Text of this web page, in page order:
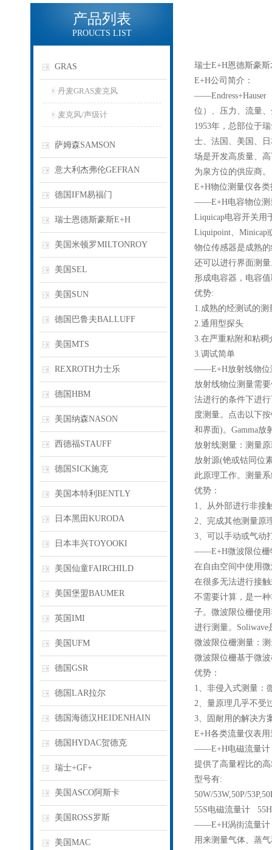
产品列表
PROUCTS LIST
GRAS
丹麦GRAS麦克风
麦克风/声级计
萨姆森SAMSON
意大利杰弗伦GEFRAN
德国IFM易福门
瑞士恩德斯豪斯E+H
美国米顿罗MILTONROY
美国SEL
美国SUN
德国巴鲁夫BALLUFF
美国MTS
REXROTH力士乐
德国HBM
美国纳森NASON
西德福STAUFF
德国SICK施克
美国本特利BENTLY
日本黑田KURODA
日本丰兴TOYOOKI
美国仙童FAIRCHILD
美国堡盟BAUMER
英国IMI
美国UFM
德国GSR
德国LAR拉尔
德国海德汉HEIDENHAIN
德国HYDAC贺德克
瑞士+GF+
美国ASCO阿斯卡
美国ROSS罗斯
美国MAC
瑞士E+H恩德斯豪
E+H公司简介：
——Endress+Hauser
位）、压力、流量
1953年，总部位于
士、法国、美国、
场是开发高质量、
为泉方位的供应商。
E+H物位测量仪各
——E+H电容物位测
Liquicap电容开关用
Liquipoint、Minicap
物位传感器是成熟
还可以进行界面测
形成电容器，电容
优势:
1.成熟的经测试的
2.通用型探头
3.在严重粘附和粘稠
3.调试简单
——E+H放射线物位
放射线物位测量需
法进行的条件下进
度测量。点击以下
和界面)。Gamma
放射线测量：测量
放射源(铯或钴同位
此原理工作。测量
优势：
1、从外部进行非接
2、完成其他测量原
3、可以手动或气动
——E+H微波限位栅
在自由空间中使用
在很多无法进行接
不需要计算，是一
子。微波限位栅使
进行测量。
微波限位栅测量：
微波限位栅基于微
优势：
1、非侵入式测量：
2、量原理几乎不受
3、固耐用的解决方
E+H各类流量仪表
——E+H电磁流量计
提供了高量程比的
型号有:
50W/53W,50P/
55S电磁流量计
——E+H涡街流量计
用来测量气体、蒸